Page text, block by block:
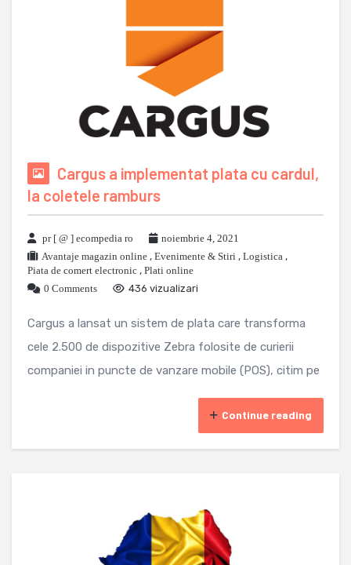
Cargus a implementat plata cu cardul,
la coletele ramburs
pr [ @ ] ecompedia ro
noiembrie 4, 2021
Avantaje magazin online , Evenimente & Stiri , Logistica ,
Piata de comert electronic , Plati online
0 Comments
436 vizualizari
Cargus a lansat un sistem de plata care transforma
cele 2.500 de dispozitive Zebra folosite de curierii
companiei in puncte de vanzare mobile (POS), citim pe
Continue reading